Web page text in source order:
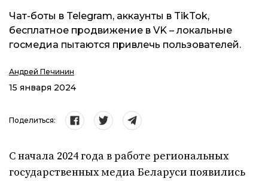
Чат-боты в Telegram, аккаунты в TikTok,
бесплатное продвижение в VK – локальные
госмедиа пытаются привлечь пользователей.
Андрей Печинин
15 января 2024
Поделиться:
С начала 2024 года в работе региональных
государственных медиа Беларуси появились